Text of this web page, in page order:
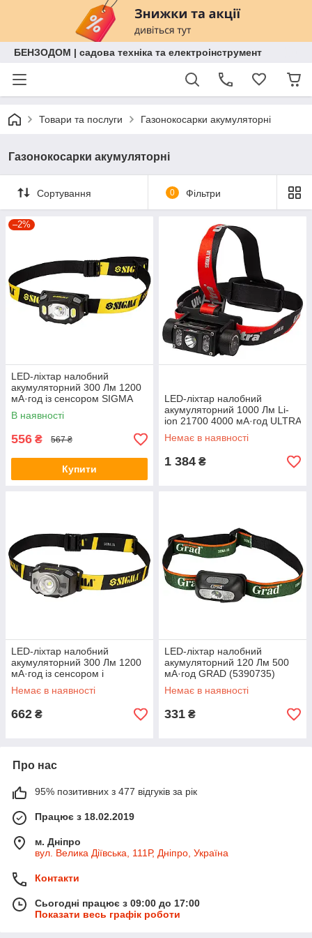
БЕНЗОДОМ | садова техніка та електроінструмент
Товари та послуги Газонокосарки акумуляторні
Газонокосарки акумуляторні
Сортування 0 Фільтри
–2%
LED-ліхтар налобний
акумуляторний 300 Лм 1200
мА·год із сенсором SIGMA
(5390231)
В наявності
556 ₴ 567 ₴
Купити
LED-ліхтар налобний
акумуляторний 1000 Лм Li-
ion 21700 4000 мА·год ULTRA
(5390032)
Немає в наявності
1 384 ₴
LED-ліхтар налобний
акумуляторний 300 Лм 1200
мА·год із сенсором і
фокусуванням SIGMA
(5390251)
Немає в наявності
662 ₴
LED-ліхтар налобний
акумуляторний 120 Лм 500
мА·год GRAD (5390735)
Немає в наявності
331 ₴
Про нас
95% позитивних з 477 відгуків за рік
Працює з 18.02.2019
м. Дніпро
вул. Велика Діївська, 111Р, Дніпро, Україна
Контакти
Сьогодні працює з 09:00 до 17:00
Показати весь графік роботи